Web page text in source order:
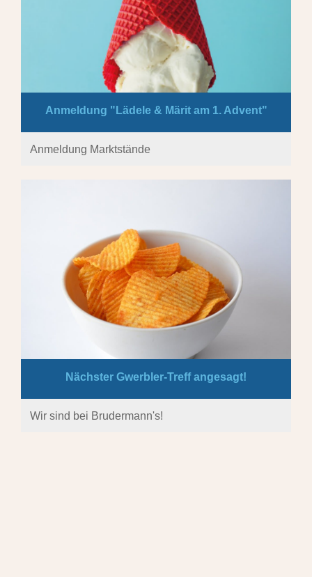
Anmeldung "Lädele & Märit am 1. Advent"
Anmeldung Marktstände
Nächster Gwerbler-Treff angesagt!
Wir sind bei Brudermann's!